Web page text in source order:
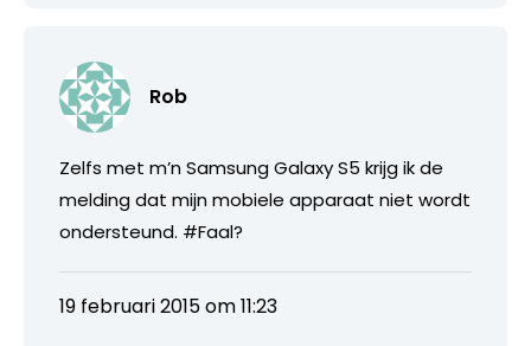
Rob
Zelfs met m’n Samsung Galaxy S5 krijg ik de
melding dat mijn mobiele apparaat niet wordt
ondersteund. #Faal?
19 februari 2015 om 11:23